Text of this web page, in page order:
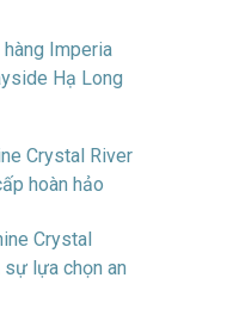
hàng Imperia
Hạ Long
Crystal River
hoàn hảo
Crystal
lựa chọn an